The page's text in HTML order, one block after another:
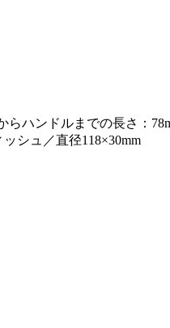
らハンドルまでの長さ：
シュ／直径118×30mm